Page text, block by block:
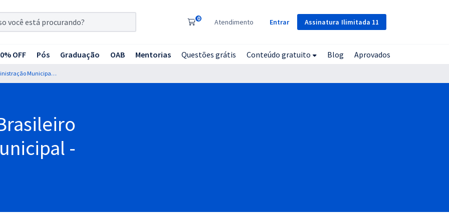
Assinatura Ilimitada 11
0 Atendimento Entrar
OFF Pós Graduação OAB Mentorias Questões grátis Conteúdo gratuito Blog Aprovados
IBAM-SP - Instituto Brasileiro de Administração Municipal - SP
-